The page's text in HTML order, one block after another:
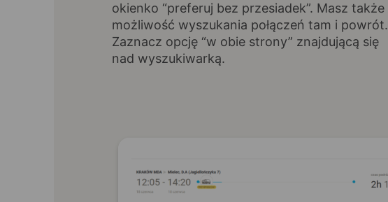
okienko “preferuj bez przesiadek”. Masz także
możliwość wyszukania połączeń tam i powrót.
Zaznacz opcję “w obie strony” znajdującą się
nad wyszukiwarką.